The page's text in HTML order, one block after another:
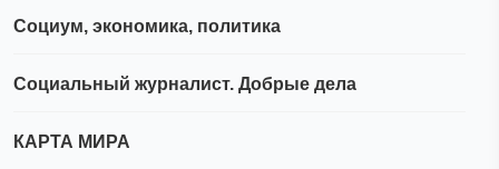
Социум, экономика, политика
Социальный журналист. Добрые дела
КАРТА МИРА